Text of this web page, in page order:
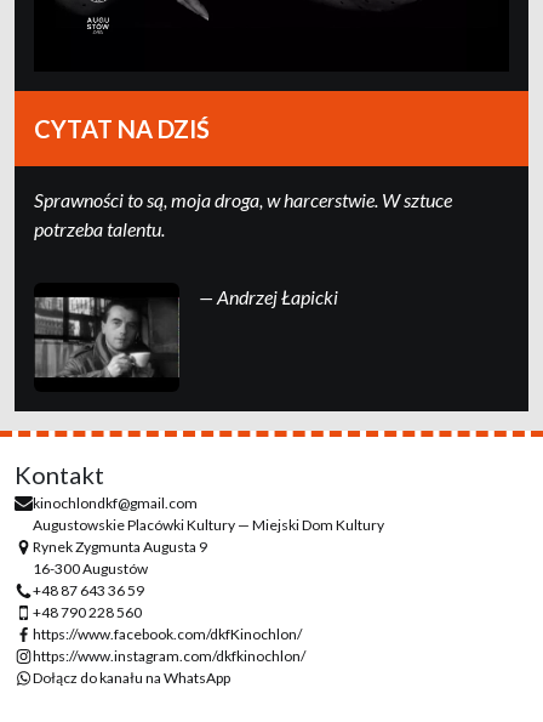
CYTAT NA DZIŚ
Sprawności to są, moja droga, w harcerstwie. W sztuce
potrzeba talentu.
— Andrzej Łapicki
Kontakt
kinochlondkf@gmail.com
Augustowskie Placówki Kultury — Miejski Dom Kultury
Rynek Zygmunta Augusta 9
16-300 Augustów
+48 87 643 36 59
+48 790 228 560
https://www.facebook.com/dkfKinochlon/
https://www.instagram.com/dkfkinochlon/
Dołącz do kanału na WhatsApp